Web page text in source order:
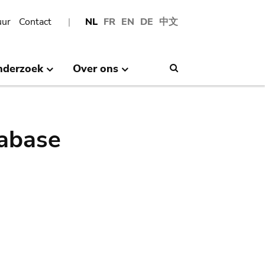
NL FR EN DE 中文
Contact
Over ons